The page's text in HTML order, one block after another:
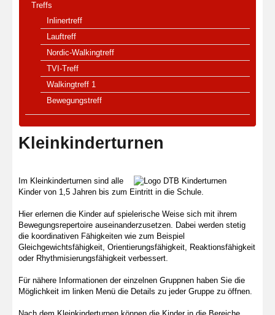
Treffs
Inlinertreff
Lauftreff
Nordic-Walkingtreff
TVI-Treff
Walkingtreff 1
Bewegungstreff
Kleinkinderturnen
Im Kleinkinderturnen sind alle
Kinder von 1,5 Jahren bis zum Eintritt in die Schule.
Hier erlernen die Kinder auf spielerische Weise sich mit ihrem
Bewegungsrepertoire auseinanderzusetzen. Dabei werden stetig
die koordinativen Fähigkeiten wie zum Beispiel
Gleichgewichtsfähigkeit, Orientierungsfähigkeit, Reaktionsfähigkeit
oder Rhythmisierungsfähigkeit verbessert.
Für nähere Informationen der einzelnen Gruppnen haben Sie die
Möglichkeit im linken Menü die Details zu jeder Gruppe zu öffnen.